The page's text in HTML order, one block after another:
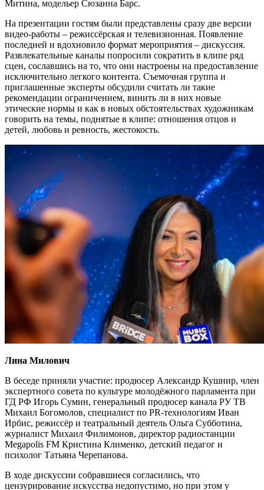
Митина, модельер Сюзанна Барс.
На презентации гостям были представлены сразу две версии
видео-работы – режиссёрская и телевизионная. Появление
последней и вдохновило формат мероприятия – дискуссия.
Развлекательные каналы попросили сократить в клипе ряд
сцен, сославшись на то, что они настроены на предоставление
исключительно легкого контента. Съемочная группа и
приглашенные эксперты обсудили считать ли такие
рекомендации ограничением, винить ли в них новые
этические нормы и как в новых обстоятельствах художникам
говорить на темы, поднятые в клипе: отношения отцов и
детей, любовь и ревность, жестокость.
Лина Милович
В беседе приняли участие: продюсер Александр Кушнир, член
экспертного совета по культуре молодёжного парламента при
ГД РФ Игорь Сумин, генеральный продюсер канала РУ ТВ
Михаил Богомолов, специалист по PR-технологиям Иван
Ирбис, режиссёр и театральный деятель Ольга Субботина,
журналист Михаил Филимонов, директор радиостанции
Megapolis FM Кристина Клименко, детский педагог и
психолог Татьяна Черепанова.
В ходе дискуссии собравшиеся согласились, что
цензурирование искусства недопустимо, но при этом у